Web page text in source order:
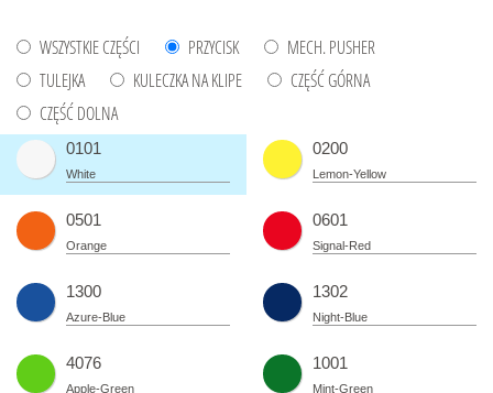
WSZYSTKIE CZĘŚCI PRZYCISK
MECH. PUSHER
TULEJKA
KULECZKA NA KLIPE
CZĘŚĆ GÓRNA
CZĘŚĆ DOLNA
0101
White
0200
Lemon-Yellow
0501
Orange
0601
Signal-Red
1300
Azure-Blue
1302
Night-Blue
4076
Apple-Green
1001
Mint-Green